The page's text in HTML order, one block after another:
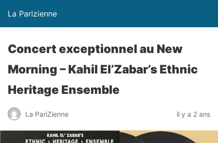
La Parizienne
Concert exceptionnel au New
Morning – Kahil El’Zabar’s Ethnic
Heritage Ensemble
La PariZienne il y a 2 ans